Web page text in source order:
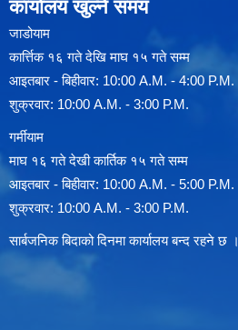
कार्यालय खुल्ने समय
जाडोयाम
कार्त्तिक १६ गते देखि माघ १५ गते सम्म
आइतबार - बिहीवार: 10:00 A.M. - 4:00 P.M.
शुक्रवार: 10:00 A.M. - 3:00 P.M.
गर्मीयाम
माघ १६ गते देखी कार्तिक १५ गते सम्म
आइतबार - बिहीवार: 10:00 A.M. - 5:00 P.M.
शुक्रवार: 10:00 A.M. - 3:00 P.M.
सार्बजनिक बिदाको दिनमा कार्यालय बन्द रहने छ ।